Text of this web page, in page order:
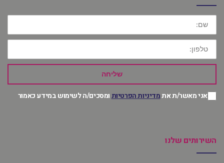
שם:
טלפון:
שליחה
אני מאשר/ת אתמדיניות הפרטיותומסכים/ה לשימוש במידע כאמור
השירותים שלנו